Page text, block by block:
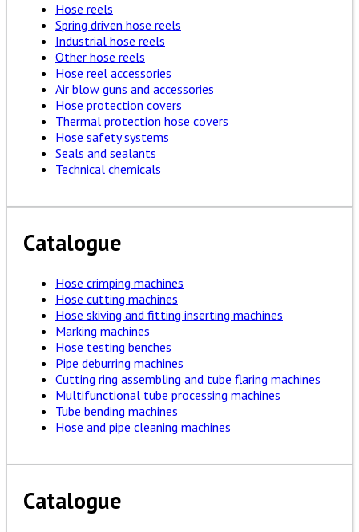
Hose reels
Spring driven hose reels
Industrial hose reels
Other hose reels
Hose reel accessories
Air blow guns and accessories
Hose protection covers
Thermal protection hose covers
Hose safety systems
Seals and sealants
Technical chemicals
Catalogue
Hose crimping machines
Hose cutting machines
Hose skiving and fitting inserting machines
Marking machines
Hose testing benches
Pipe deburring machines
Cutting ring assembling and tube flaring machines
Multifunctional tube processing machines
Tube bending machines
Hose and pipe cleaning machines
Catalogue